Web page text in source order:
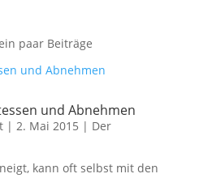
paar Beiträge
und Abnehmen
| 2. Mai 2015 | Der
kann oft selbst mit den